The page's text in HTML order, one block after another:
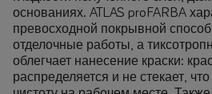
основаниях. ATLAS proFARBA
превосходной покрывной
отделочные работы, а
облегчает нанесение краски:
распределяется и не стекает,